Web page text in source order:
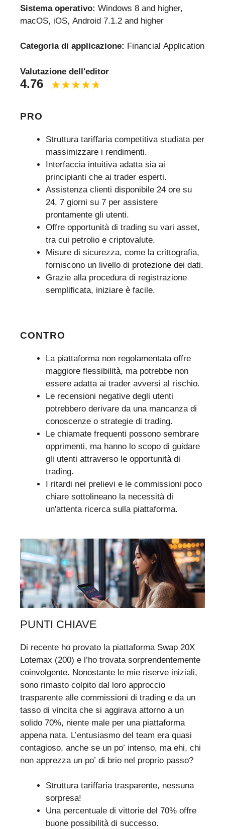
Sistema operativo: Windows 8 and higher,
macOS, iOS, Android 7.1.2 and higher
Categoria di applicazione: Financial Application
Valutazione dell'editor
4.76
PRO
Struttura tariffaria competitiva studiata per
massimizzare i rendimenti.
Interfaccia intuitiva adatta sia ai
principianti che ai trader esperti.
Assistenza clienti disponibile 24 ore su
24, 7 giorni su 7 per assistere
prontamente gli utenti.
Offre opportunità di trading su vari asset,
tra cui petrolio e criptovalute.
Misure di sicurezza, come la crittografia,
forniscono un livello di protezione dei dati.
Grazie alla procedura di registrazione
semplificata, iniziare è facile.
CONTRO
La piattaforma non regolamentata offre
maggiore flessibilità, ma potrebbe non
essere adatta ai trader avversi al rischio.
Le recensioni negative degli utenti
potrebbero derivare da una mancanza di
conoscenze o strategie di trading.
Le chiamate frequenti possono sembrare
opprimenti, ma hanno lo scopo di guidare
gli utenti attraverso le opportunità di
trading.
I ritardi nei prelievi e le commissioni poco
chiare sottolineano la necessità di
un'attenta ricerca sulla piattaforma.
PUNTI CHIAVE
Di recente ho provato la piattaforma Swap 20X
Lotemax (200) e l’ho trovata sorprendentemente
coinvolgente. Nonostante le mie riserve iniziali,
sono rimasto colpito dal loro approccio
trasparente alle commissioni di trading e da un
tasso di vincita che si aggirava attorno a un
solido 70%, niente male per una piattaforma
appena nata. L’entusiasmo del team era quasi
contagioso, anche se un po’ intenso, ma ehi, chi
non apprezza un po’ di brio nel proprio passo?
Struttura tariffaria trasparente, nessuna
sorpresa!
Una percentuale di vittorie del 70% offre
buone possibilità di successo.